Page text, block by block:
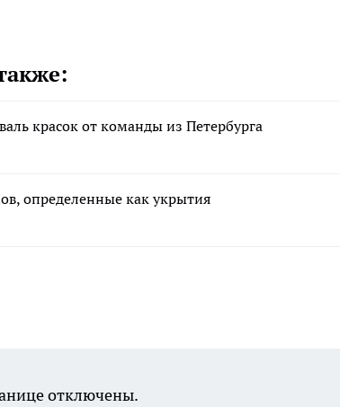
красок от команды из Петербурга
определенные как укрытия
отключены.